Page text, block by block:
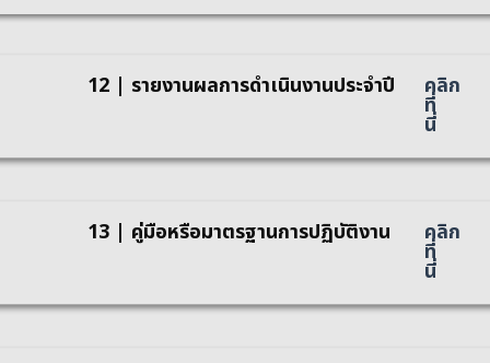
12 | รายงานผลการดำเนินงานประจำปี คลิก
ที่
นี่
13 | คู่มือหรือมาตรฐานการปฏิบัติงาน คลิก
ที่
นี่